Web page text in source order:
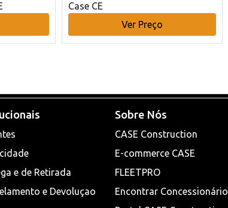
Case CE
Ver Preço
e de Retirada
e Devoluçao
Sobre Nós
CASE Construction
E-commerce CASE
FLEETPRO
Encontrar Concessionário